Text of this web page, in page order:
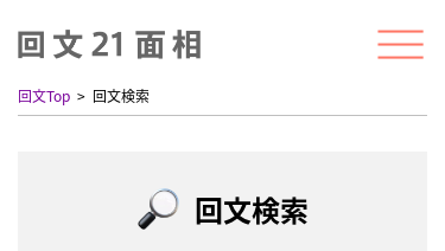
回文Top 回文検索
回文検索